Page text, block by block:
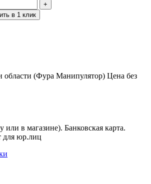
+
в 1 клик
области (Фура Манипулятор) Цена без
в магазине). Банковская карта.
для юр.лиц